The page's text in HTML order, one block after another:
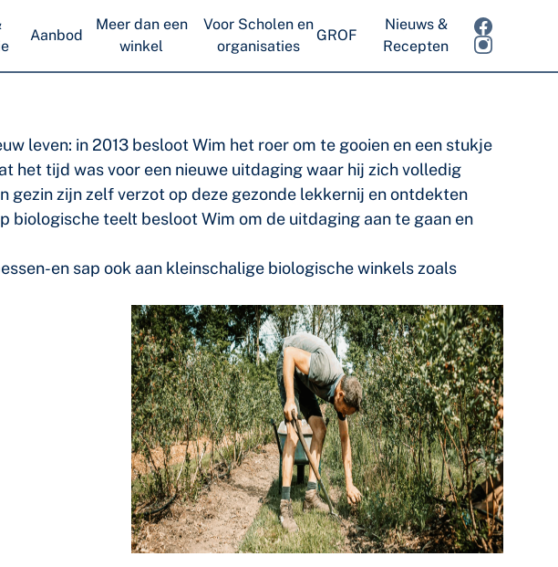
Aanbod
Meer dan een
winkel
Voor Scholen en
organisaties
GROF
Nieuws &
Recepten
leven: in 2013 besloot Wim het roer om te gooien en een stukje
het tijd was voor een nieuwe uitdaging waar hij zich volledig
gezin zijn zelf verzot op deze gezonde lekkernij en ontdekten
teelt besloot Wim om de uitdaging aan te gaan en
en sap ook aan kleinschalige biologische winkels zoals